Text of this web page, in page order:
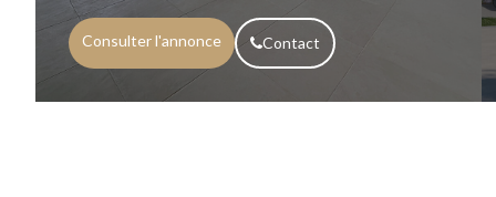
Consulter l'annonce Contact